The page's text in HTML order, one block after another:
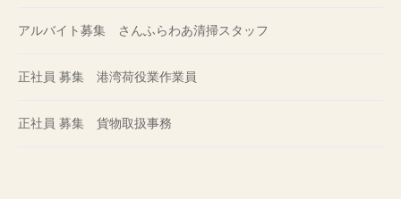
アルバイト募集 さんふらわあ清掃スタッフ
正社員 募集 港湾荷役業作業員
正社員 募集 貨物取扱事務